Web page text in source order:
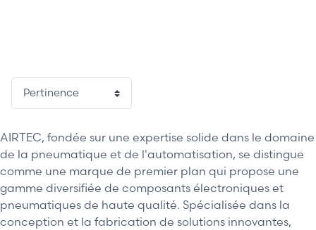
AIRTEC, fondée sur une expertise solide dans le domaine
de la pneumatique et de l'automatisation, se distingue
comme une marque de premier plan qui propose une
gamme diversifiée de composants électroniques et
pneumatiques de haute qualité. Spécialisée dans la
conception et la fabrication de solutions innovantes,